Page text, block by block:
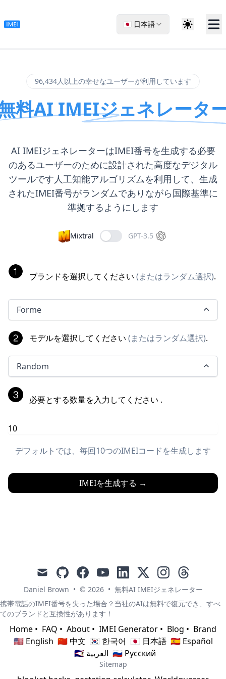
🇯🇵 日本語
96,434人以上の幸せなユーザーが利用しています
料AI IMEIジェネレータ
AI IMEIジェネレーターはIMEI番号を生成する必要
のあるユーザーのために設計された高度なデジタル
ツールです人工知能アルゴリズムを利用して、生成
されたIMEI番号がランダムでありながら国際基準に
準拠するようにします
Mixtral GPT-3.5
ブランドを選択してください (またはランダム選択).
Forme
モデルを選択してください (またはランダム選択).
Random
必要とする数量を入力してください .
デフォルトでは、毎回10つのIMEIコードを生成します
IMEIを生成する →
mail githubfacebookyoutubelinkedin
x instagramthreads
Daniel Brown • © 2026 • 無料AI IMEIジェネレーター
携帯電話のIMEI番号を失った場合？当社のAIは無料で復元でき、すべ
てのブランドと互換性があります！
Home • FAQ • About • IMEI Generator • Blog • Brand
🇺🇸 English 🇨🇳 中文 🇰🇷 한국어 🇯🇵 日本語 🇪🇸 Español
🇸🇦 العربية 🇷🇺 Русский
Sitemap